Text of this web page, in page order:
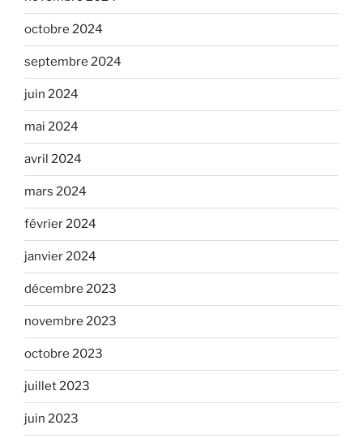
octobre 2024
septembre 2024
juin 2024
mai 2024
avril 2024
mars 2024
février 2024
janvier 2024
décembre 2023
novembre 2023
octobre 2023
juillet 2023
juin 2023